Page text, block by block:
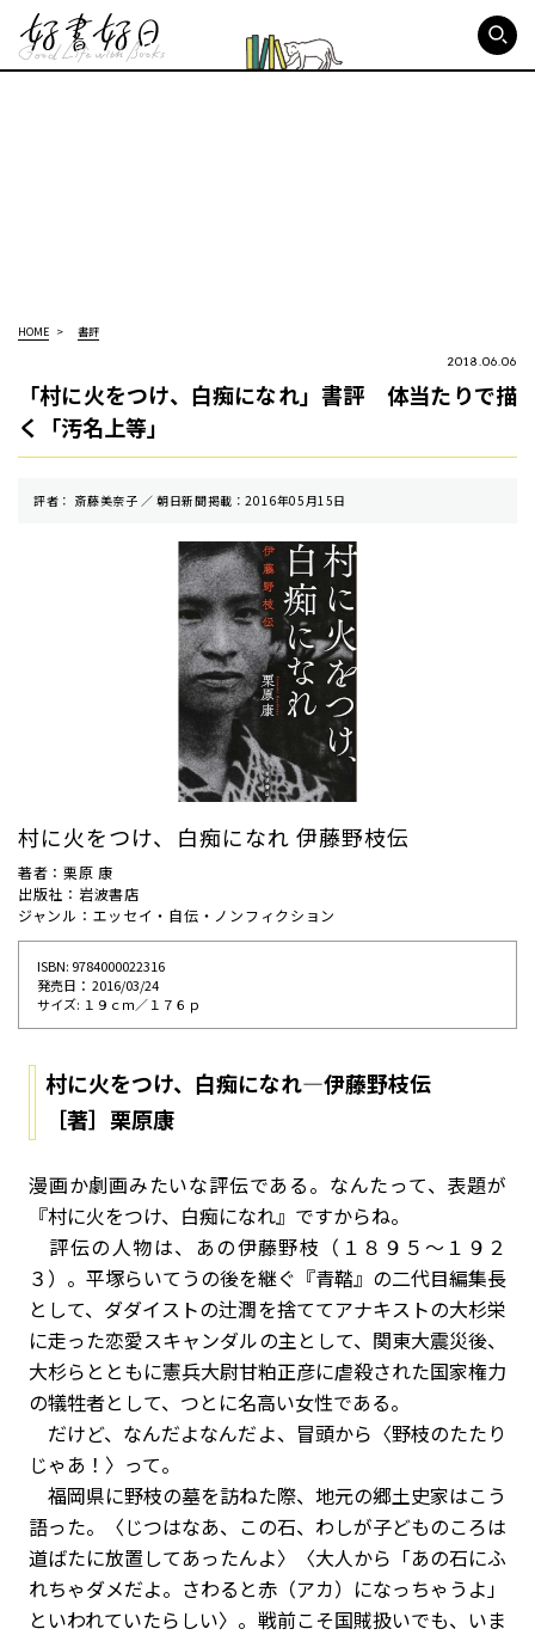
HOME 書評
2018.06.06
「村に火をつけ、白痴になれ」書評 体当たりで描
く「汚名上等」
評者： 斎藤美奈子 ／ 朝⽇新聞掲載：2016年05月15日
村に火をつけ、白痴になれ 伊藤野枝伝
著者：栗原 康
出版社：岩波書店
ジャンル：エッセイ・自伝・ノンフィクション
ISBN: 9784000022316
発売⽇： 2016/03/24
サイズ: １９ｃｍ／１７６ｐ
村に火をつけ、白痴になれ―伊藤野枝伝
［著］栗原康
漫画か劇画みたいな評伝である。なんたって、表題が
『村に火をつけ、白痴になれ』ですからね。
評伝の人物は、あの伊藤野枝（１８９５～１９２
３）。平塚らいてうの後を継ぐ『青鞜』の二代目編集長
として、ダダイストの辻潤を捨ててアナキストの大杉栄
に走った恋愛スキャンダルの主として、関東大震災後、
大杉らとともに憲兵大尉甘粕正彦に虐殺された国家権力
の犠牲者として、つとに名高い女性である。
だけど、なんだよなんだよ、冒頭から〈野枝のたたり
じゃあ！〉って。
福岡県に野枝の墓を訪ねた際、地元の郷土史家はこう
語った。〈じつはなあ、この石、わしが子どものころは
道ばたに放置してあったんよ〉〈大人から「あの石にふ
れちゃダメだよ。さわると赤（アカ）になっちゃうよ」
といわれていたらしい〉。戦前こそ国賊扱いでも、いま